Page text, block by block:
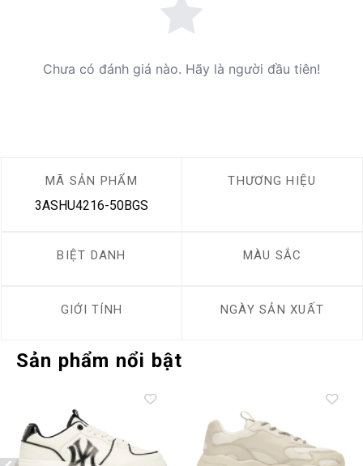
Chưa có đánh giá nào. Hãy là người đầu tiên!
MÃ SẢN PHẨM
3ASHU4216-50BGS
THƯƠNG HIỆU
BIỆT DANH MÀU SẮC
GIỚI TÍNH NGÀY SẢN XUẤT
Sản phẩm nổi bật
Add to
Add to
wishlist